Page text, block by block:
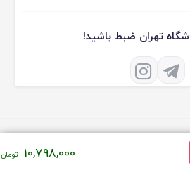
10,798,000
تهران ضبط باشید!
ضبط